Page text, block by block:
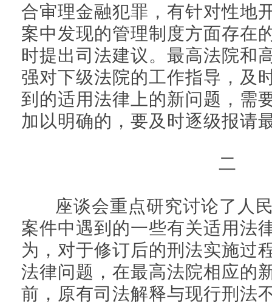
合审理金融犯罪，有针对性地
案中发现的管理制度方面存在
时提出司法建议。最高法院和
强对下级法院的工作指导，及
到的适用法律上的新问题，需
加以明确的，要及时逐级报请
二
座谈会重点研究讨论了人民
案件中遇到的一些有关适用法
为，对于修订后的刑法实施过
法律问题，在最高法院相应的
前，原有司法解释与现行刑法